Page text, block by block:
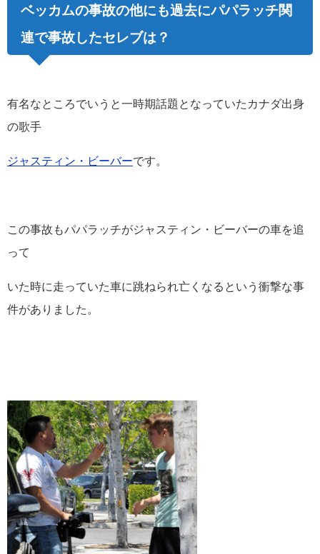
ベッカムの事故の他にも過去にパパラッチ関
連で事故したセレブは？
有名なところでいうと一時期話題となっていたカナダ出身
の歌手
ジャスティン・ビーバーです。
この事故もパパラッチがジャスティン・ビーバーの車を追
って
いた時に走っていた車に跳ねられ亡くなるという衝撃な事
件がありました。